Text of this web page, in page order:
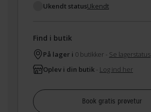
Ukendt statusUkendt
Find i butik
På lager i 0 butikker - Se lagerstatus
Oplev i din butik - Log ind her
Book gratis prøvetur